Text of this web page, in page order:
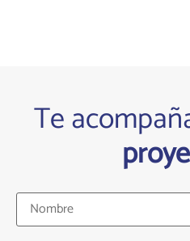
Te